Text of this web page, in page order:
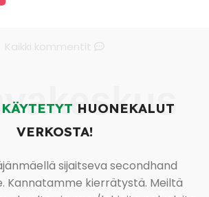
KÄYTETYT HUONEKALUT
VERKOSTA!
sijaitseva secondhand
Kannatamme kierrätystä. Meiltä